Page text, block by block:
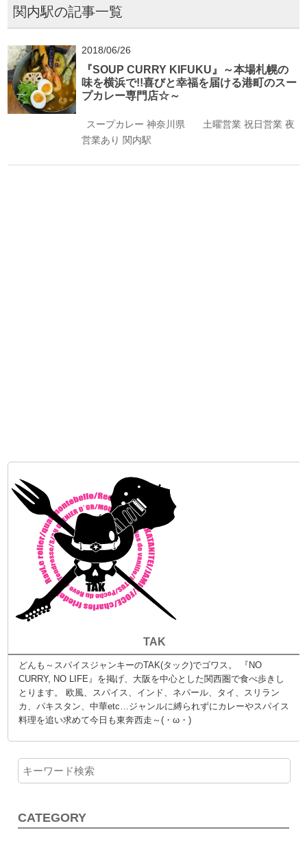
関内駅の記事一覧
2018/06/26
『SOUP CURRY KIFUKU』～本場札幌の
味を横浜で!!喜びと幸福を届ける港町のスー
プカレー専門店☆～
スープカレー 神奈川県 土曜営業 祝日営業 夜
営業あり 関内駅
TAK
どんも～スパイスジャンキーのTAK(タック)でゴワス。 『NO
CURRY, NO LIFE』を掲げ、大阪を中心とした関西圏で食べ歩きし
とります。 欧風、スパイス、インド、ネパール、タイ、スリラン
カ、パキスタン、中華etc…ジャンルに縛られずにカレーやスパイス
料理を追い求めて今日も東奔西走～(・ω・)
CATEGORY